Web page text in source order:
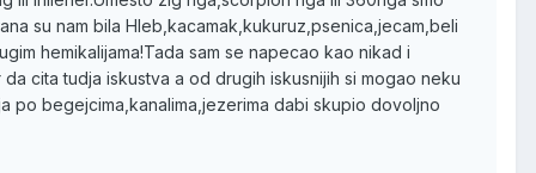
su nam bila Hleb,kacamak,kukuruz,psenica,jecam,beli
hemikalijama!Tada sam se napecao kao nikad i
cita tudja iskustva a od drugih iskusnijih si mogao neku
po begejcima,kanalima,jezerima dabi skupio dovoljno